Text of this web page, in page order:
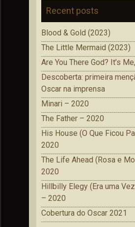
Recent posts
Blood & Gold (2023)
The Little Mermaid (2023)
Are You There God? It’s
Descoberta: primeira
Oscar na imprensa
Minari – 2020
The Father – 2020
His House (O Que Ficou
2020
The Life Ahead (Rosa e
2020
Hillbilly Elegy (Era uma
– 2020
Cobertura do Oscar 2021